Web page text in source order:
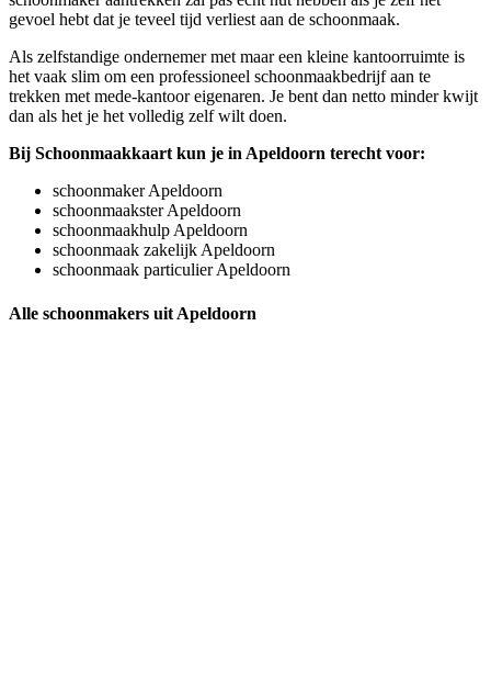
gevoel hebt dat je teveel tijd verliest aan de schoonmaak.
Als zelfstandige ondernemer met maar een kleine kantoorruimte is
het vaak slim om een professioneel schoonmaakbedrijf aan te
trekken met mede-kantoor eigenaren. Je bent dan netto minder kwijt
dan als het je het volledig zelf wilt doen.
Bij Schoonmaakkaart kun je in Apeldoorn terecht voor:
schoonmaker Apeldoorn
schoonmaakster Apeldoorn
schoonmaakhulp Apeldoorn
schoonmaak zakelijk Apeldoorn
schoonmaak particulier Apeldoorn
Alle schoonmakers uit Apeldoorn